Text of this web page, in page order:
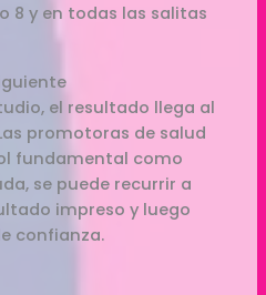
8 y en todas las salitas
el resultado llega al
promotoras de salud
fundamental como
se puede recurrir a
impreso y luego
confianza.